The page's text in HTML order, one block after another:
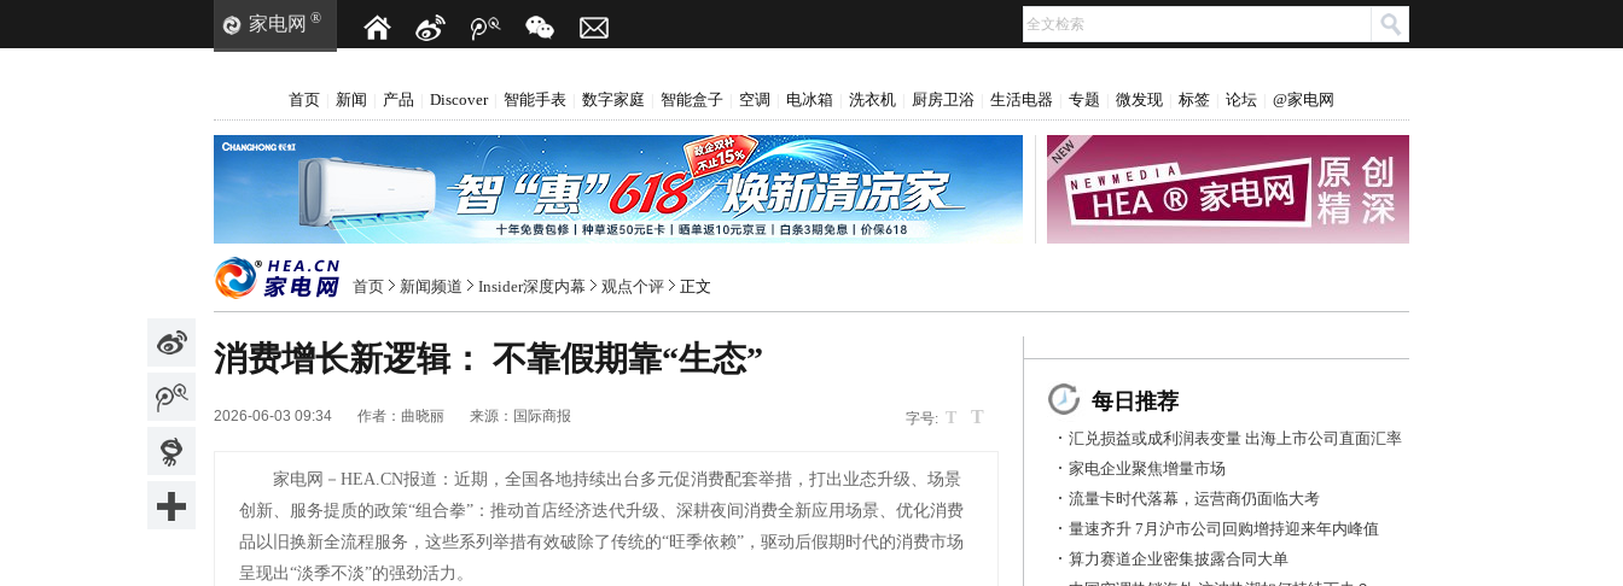
家电网 ®
首页 新闻 产品 Discover 智能手表 数字家庭 智能盒子 空调 电冰箱 洗衣机 厨房卫浴 生活电器 专题 微发现 标签 论坛 @家电网
首页 新闻频道 Insider深度内幕 观点个评 正文
消费增长新逻辑： 不靠假期靠“生态”
字号: T T
2026-06-03 09:34 作者： 曲晓丽 来源： 国际商报
家电网－HEA.CN报道： 近期，全国各地持续出台多元促消费配套举措，打出业态升级、场景
创新、服务提质的政策“组合拳”：推动首店经济迭代升级、深耕夜间消费全新应用场景、优化消费
品以旧换新全流程服务，这些系列举措有效破除了传统的“旺季依赖”，驱动后假期时代的消费市场
呈现出“淡季不淡”的强劲活力。
每日推荐
汇兑损益或成利润表变量 出海上市公司直面汇率
风控大考
家电企业聚焦增量市场
流量卡时代落幕，运营商仍面临大考
量速齐升 7月沪市公司回购增持迎来年内峰值
算力赛道企业密集披露合同大单